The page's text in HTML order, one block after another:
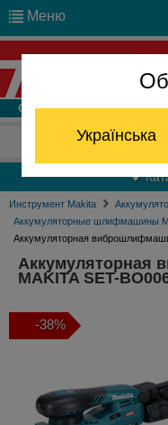
Українська
Меню
Отдел
Инструмент Makita
Аккумуляторные шлифмашины
Аккумуляторная
Аккумуляторная
MAKITA SET-
-38%